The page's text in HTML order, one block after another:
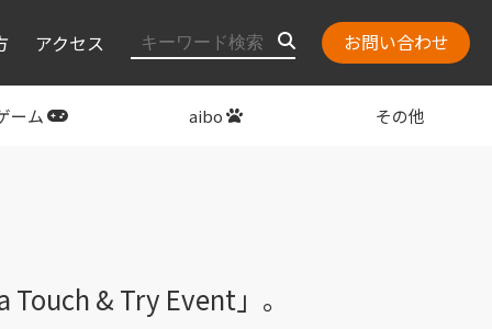
アクセス お問い合わせ
ーム aibo その他
& Try Event」。